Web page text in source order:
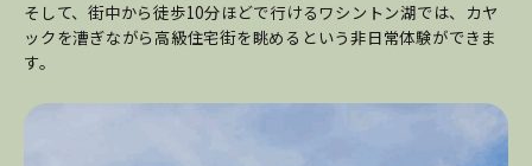
そして、街中から徒歩10分ほどで行けるワシントン湖では、カヤ
ックを漕ぎながら高級住宅街を眺めるという非日常体験ができま
す。